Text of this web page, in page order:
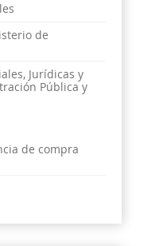
de
Jurídicas y
Pública y
de compra